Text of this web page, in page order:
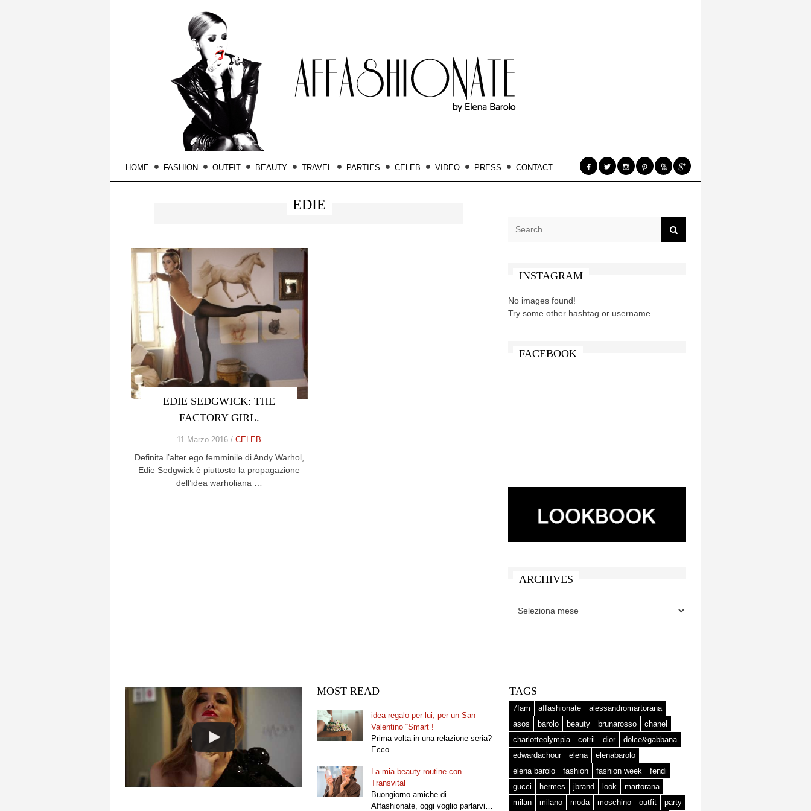
HOME FASHION OUTFIT BEAUTY TRAVEL PARTIES CELEB VIDEO PRESS CONTACT      
EDIE
EDIE SEDGWICK: THE
FACTORY GIRL.
11 Marzo 2016 /CELEB
Definita l’alter ego femminile di Andy Warhol,
Edie Sedgwick è piuttosto la propagazione
dell’idea warholiana …
INSTAGRAM
No images found!
Try some other hashtag or username
FACEBOOK
ARCHIVES
MOST READ
idea regalo per lui, per un San
Valentino “Smart”!
Prima volta in una relazione seria?
Ecco…
La mia beauty routine con
Transvital
Buongiorno amiche di
Affashionate, oggi voglio parlarvi…
TAGS
7fam affashionate
alessandromartorana
asos
barolo beauty brunarosso
chanel
charlotteolympia
cotril dior
dolce&gabbana
edwardachour
elena
elenabarolo
elena barolo
fashion fashion week
fendi
gucci
hermes jbrand look
martorana
milan
milano moda moschino outfit party